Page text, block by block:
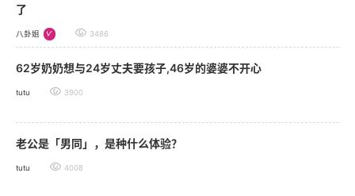
了
八卦姐 3486
62岁奶奶想与24岁丈夫要孩子,46岁的婆婆不开心
tutu 3900
老公是「男同」，是种什么体验？
tutu 4008